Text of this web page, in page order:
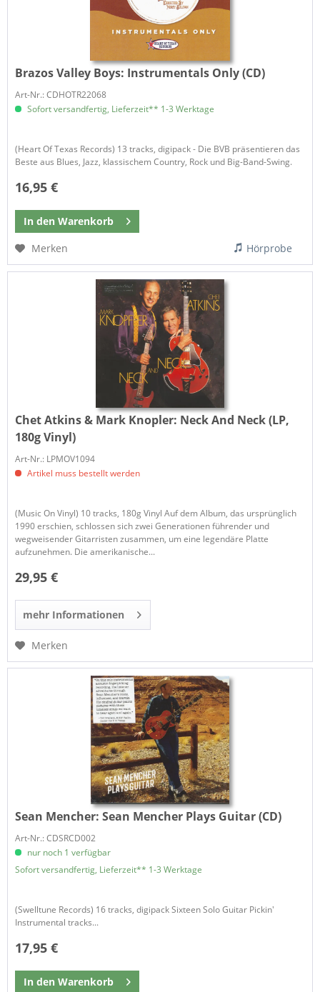
Brazos Valley Boys: Instrumentals Only (CD)
Art-Nr.: CDHOTR22068
Sofort versandfertig, Lieferzeit** 1-3 Werktage
(Heart Of Texas Records) 13 tracks, digipack - Die BVB präsentieren das
Beste aus Blues, Jazz, klassischem Country, Rock und Big-Band-Swing.
16,95 €
In den Warenkorb
Merken
Hörprobe
Chet Atkins & Mark Knopler: Neck And Neck (LP,
180g Vinyl)
Art-Nr.: LPMOV1094
Artikel muss bestellt werden
(Music On Vinyl) 10 tracks, 180g Vinyl Auf dem Album, das ursprünglich
1990 erschien, schlossen sich zwei Generationen führender und
wegweisender Gitarristen zusammen, um eine legendäre Platte
aufzunehmen. Die amerikanische...
29,95 €
mehr Informationen
Merken
Sean Mencher:Sean Mencher Plays Guitar (CD)
Art-Nr.: CDSRCD002
nur noch 1 verfügbar
Sofort versandfertig, Lieferzeit** 1-3 Werktage
(Swelltune Records) 16 tracks, digipack Sixteen Solo Guitar Pickin'
Instrumental tracks...
17,95 €
In den Warenkorb